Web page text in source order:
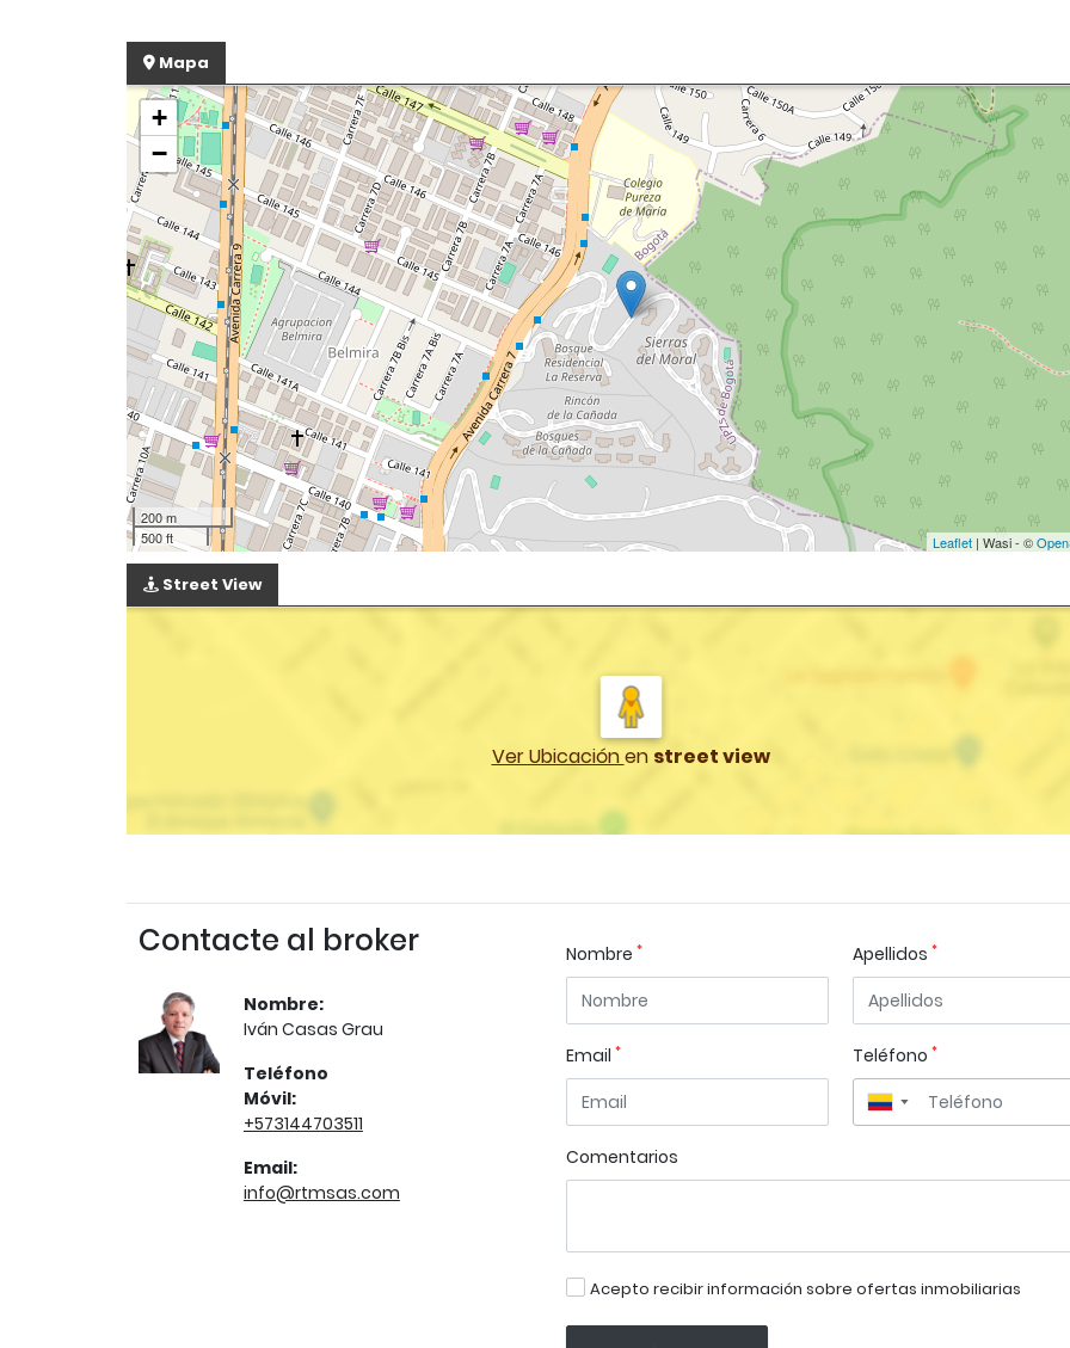
Mapa
+
−
200 m
500 ft
Leaflet | Wasi - ©
Street View
Ver Ubicaciónen street view
Contacte al broker
Nombre:
Iván Casas Grau
Teléfono
Móvil:
+573144703511
Email:
info@rtmsas.com
Nombre * Apellidos *
Email * Teléfono *
▼
Comentarios
Acepto recibir información sobre ofertas inmobiliarias